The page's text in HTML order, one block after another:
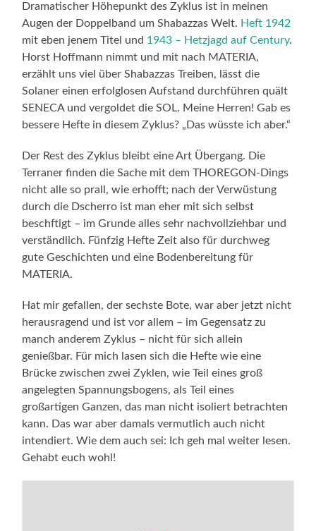
Dramatischer Höhepunkt des Zyklus ist in meinen
Augen der Doppelband um Shabazzas Welt. Heft 1942
mit eben jenem Titel und 1943 – Hetzjagd auf Century.
Horst Hoffmann nimmt und mit nach MATERIA,
erzählt uns viel über Shabazzas Treiben, lässt die
Solaner einen erfolglosen Aufstand durchführen quält
SENECA und vergoldet die SOL. Meine Herren! Gab es
bessere Hefte in diesem Zyklus? „Das wüsste ich aber.“
Der Rest des Zyklus bleibt eine Art Übergang. Die
Terraner finden die Sache mit dem THOREGON-Dings
nicht alle so prall, wie erhofft; nach der Verwüstung
durch die Dscherro ist man eher mit sich selbst
beschftigt – im Grunde alles sehr nachvollziehbar und
verständlich. Fünfzig Hefte Zeit also für durchweg
gute Geschichten und eine Bodenbereitung für
MATERIA.
Hat mir gefallen, der sechste Bote, war aber jetzt nicht
herausragend und ist vor allem – im Gegensatz zu
manch anderem Zyklus – nicht für sich allein
genießbar. Für mich lasen sich die Hefte wie eine
Brücke zwischen zwei Zyklen, wie Teil eines groß
angelegten Spannungsbogens, als Teil eines
großartigen Ganzen, das man nicht isoliert betrachten
kann. Das war aber damals vermutlich auch nicht
intendiert. Wie dem auch sei: Ich geh mal weiter lesen.
Gehabt euch wohl!